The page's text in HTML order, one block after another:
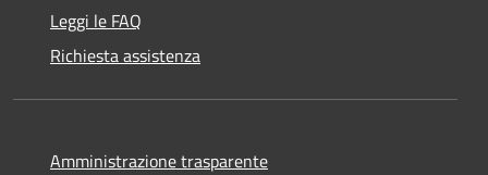
Leggi le FAQ
Richiesta assistenza
Amministrazione trasparente